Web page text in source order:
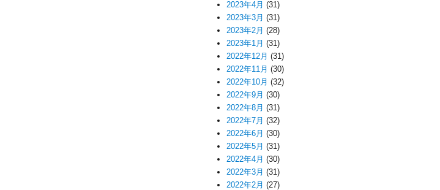
2023年4月 (31)
2023年3月 (31)
2023年2月 (28)
2023年1月 (31)
2022年12月 (31)
2022年11月 (30)
2022年10月 (32)
2022年9月 (30)
2022年8月 (31)
2022年7月 (32)
2022年6月 (30)
2022年5月 (31)
2022年4月 (30)
2022年3月 (31)
2022年2月 (27)